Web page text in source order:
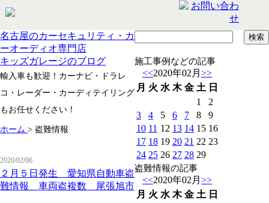
名古屋のカーセキュリティ・カ
ーオーディオ専門店
キッズガレージのブログ
輸入車も歓迎！カーナビ・ドラレ
コ・レーダー・カーディテイリング
もお任せください！
ホーム > 盗難情報
2020/02/06
２月５日発生 愛知県自動車盗
難情報 車両盗複数 尾張旭市
施工事例などの記事
<<2020年02月 >>
月 火 水 木 金 土 日
1
2
3
4 5 6 7 8
9
10 11 12 13 14 15 16
17 18 19 20 21 22 23
24 25 26 27 28 29
盗難情報の記事
<<2020年02月 >>
月 火 水 木 金 土 日